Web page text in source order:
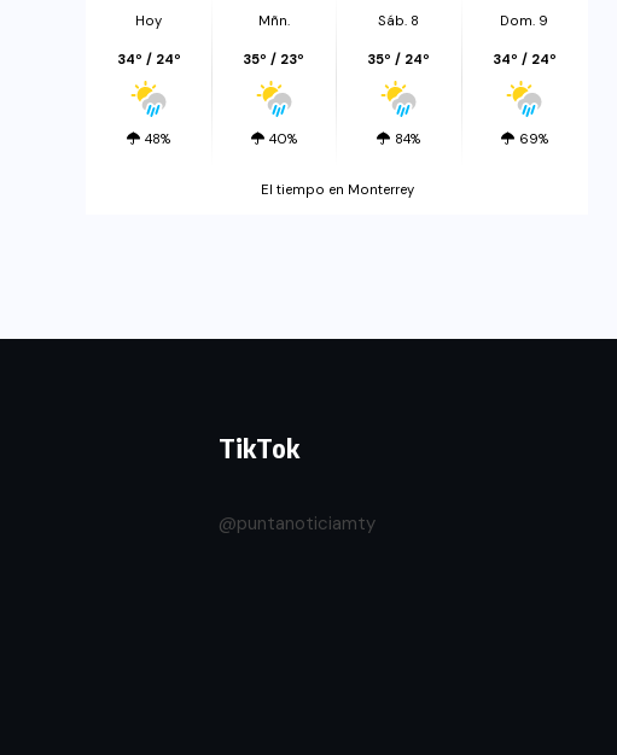
Hoy
34º / 24º
48%
Mñn.
35º / 23º
40%
Sáb. 8
35º / 24º
84%
Dom. 9
34º / 24º
69%
El tiempo en Monterrey
TikTok
@puntanoticiamty